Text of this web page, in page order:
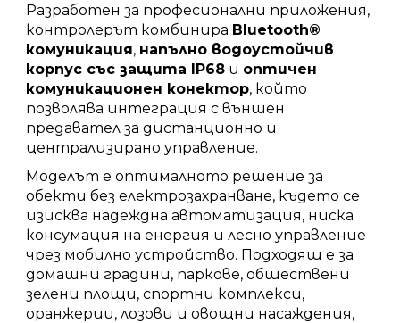
Разработен за професионални приложения,
контролерът комбинира Bluetooth®
комуникация, напълно водоустойчив
корпус със защита IP68 и оптичен
комуникационен конектор, който
позволява интеграция с външен
предавател за дистанционно и
централизирано управление.
Моделът е оптималното решение за
обекти без електрозахранване, където се
изисква надеждна автоматизация, ниска
консумация на енергия и лесно управление
чрез мобилно устройство. Подходящ е за
домашни градини, паркове, обществени
зелени площи, спортни комплекси,
оранжерии, лозови и овощни насаждения,